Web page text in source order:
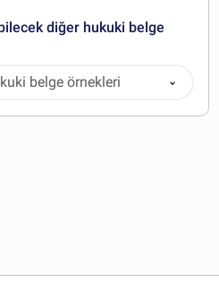
diğer hukuki belge
belge örnekleri